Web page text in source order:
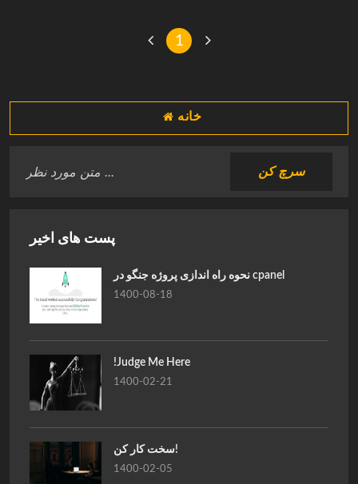
1
خانه
پست های اخیر
نحوه راه اندازی پروژه جنگو در cpanel
1400-08-18
!Judge Me Here
1400-02-21
سخت کار کن!
1400-02-05